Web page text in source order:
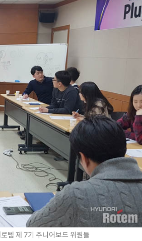
템 제 7기 주니어보드 위원들